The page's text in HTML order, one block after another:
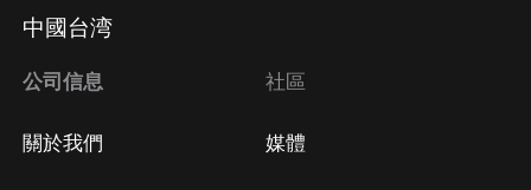
中國台湾
公司信息
關於我們
社區
媒體